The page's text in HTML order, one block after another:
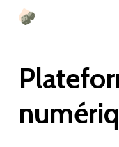
Passer
principal